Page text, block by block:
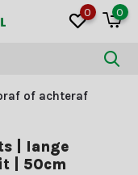
0 0
of achteraf
| lange
| 50cm